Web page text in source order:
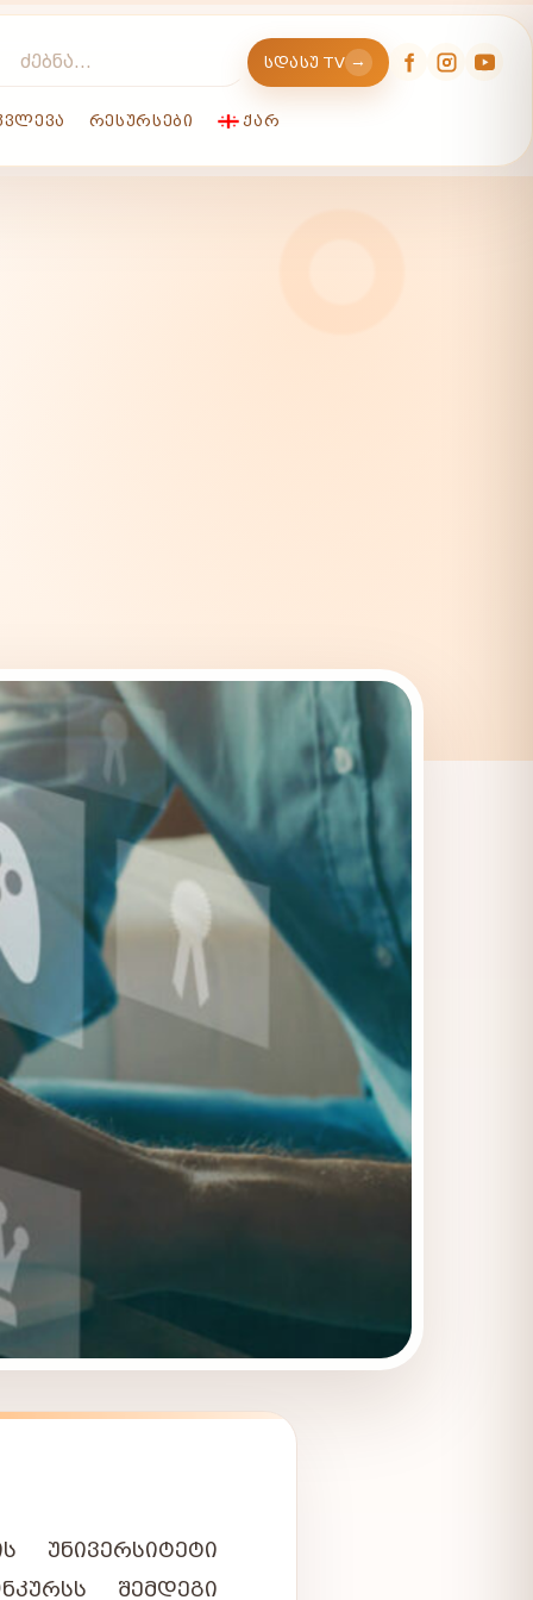
ᲡᲓᲐᲡᲣ TV →
ᲠᲔᲡᲣᲠᲡᲔᲑᲘ ᲥᲐᲠ
ᲣᲜᲘᲕᲔᲠᲡᲘᲢᲔᲢᲘ
ᲨᲔᲛᲓᲔᲒᲘ